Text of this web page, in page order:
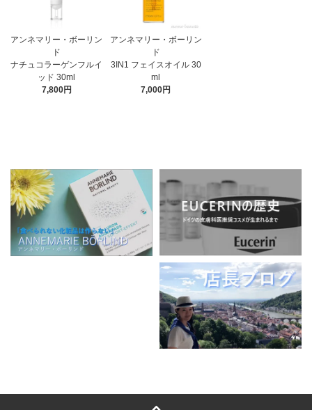
アンネマリー・ボーリン
ド
ナチュコラーゲンフルイ
ッド 30ml
7,800円
アンネマリー・ボーリン
ド
3IN1 フェイスオイル 30
ml
7,000円